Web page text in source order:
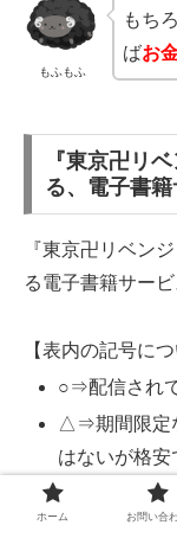
もふもふ
もち
ばお
『東京卍リ
る、電子書
『東京卍リベン
る電子書籍サー
【表内の記号につ
○⇒配信され
△⇒期間限定
はないが格安
×⇒配信され
ホーム お問い合